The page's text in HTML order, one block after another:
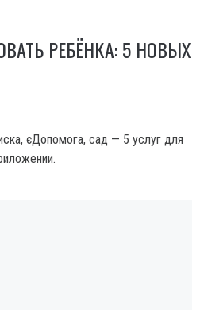
РЕБЁНКА: 5 НОВЫХ
єДопомога, сад — 5 услуг для